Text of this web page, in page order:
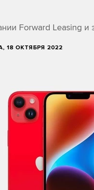
Forward Leasing и
, 18 ОКТЯБРЯ 2022